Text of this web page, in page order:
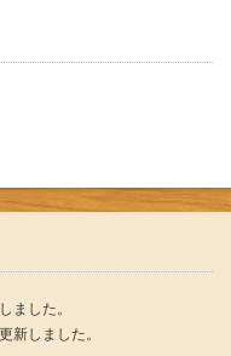
ました。
新しました。